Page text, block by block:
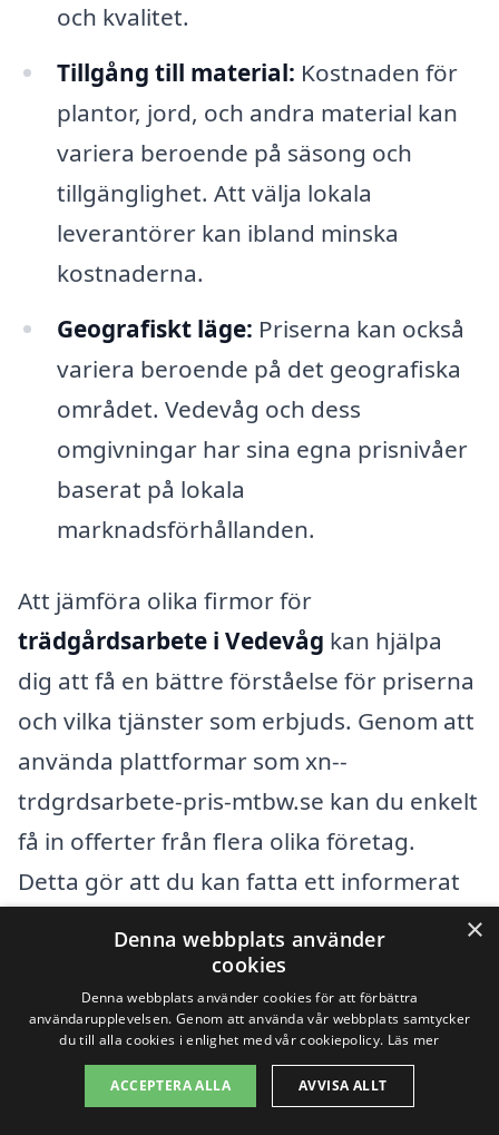
och kvalitet.
Tillgång till material: Kostnaden för
plantor, jord, och andra material kan
variera beroende på säsong och
tillgänglighet. Att välja lokala
leverantörer kan ibland minska
kostnaderna.
Geografiskt läge: Priserna kan också
variera beroende på det geografiska
området. Vedevåg och dess
omgivningar har sina egna prisnivåer
baserat på lokala
marknadsförhållanden.
Att jämföra olika firmor för
trädgårdsarbete i Vedevåg kan hjälpa
dig att få en bättre förståelse för priserna
och vilka tjänster som erbjuds. Genom att
använda plattformar som xn--
trdgrdsarbete-pris-mtbw.se kan du enkelt
få in offerter från flera olika företag.
Detta gör att du kan fatta ett informerat
Oavsett om du planerar en mindre
ändring i din trädgård eller ett
omfattande projekt, är det alltid en god
idé att ha tydliga mål och en budget i
×
Denna webbplats använder
cookies
Denna webbplats använder cookies för att förbättra
användarupplevelsen. Genom att använda vår webbplats samtycker
du till alla cookies i enlighet med vår cookiepolicy. Läs mer
ACCEPTERA ALLA AVVISA ALLT